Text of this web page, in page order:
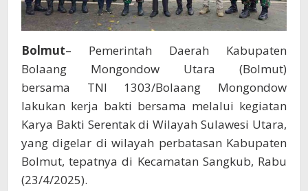
Bolmut– Pemerintah Daerah Kabupaten
Bolaang Mongondow Utara (Bolmut)
bersama TNI 1303/Bolaang Mongondow
lakukan kerja bakti bersama melalui kegiatan
Karya Bakti Serentak di Wilayah Sulawesi Utara,
yang digelar di wilayah perbatasan Kabupaten
Bolmut, tepatnya di Kecamatan Sangkub, Rabu
(23/4/2025).